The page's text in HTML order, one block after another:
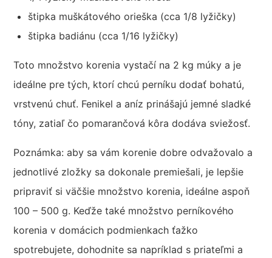
štipka muškátového orieška (cca 1/8 lyžičky)
štipka badiánu (cca 1/16 lyžičky)
Toto množstvo korenia vystačí na 2 kg múky a je
ideálne pre tých, ktorí chcú perníku dodať bohatú,
vrstvenú chuť. Fenikel a aníz prinášajú jemné sladké
tóny, zatiaľ čo pomarančová kôra dodáva sviežosť.
Poznámka: aby sa vám korenie dobre odvažovalo a
jednotlivé zložky sa dokonale premiešali, je lepšie
pripraviť si väčšie množstvo korenia, ideálne aspoň
100 – 500 g. Keďže také množstvo perníkového
korenia v domácich podmienkach ťažko
spotrebujete, dohodnite sa napríklad s priateľmi a